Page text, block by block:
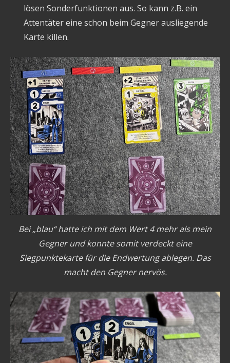
lösen Sonderfunktionen aus. So kann z.B. ein
Attentäter eine schon beim Gegner ausliegende
Karte killen.
Bei „blau“ hatte ich mit dem Wert 4 mehr als mein
Gegner und konnte somit verdeckt eine
Siegpunktekarte für die Endwertung ablegen. Das
macht den Gegner nervös.